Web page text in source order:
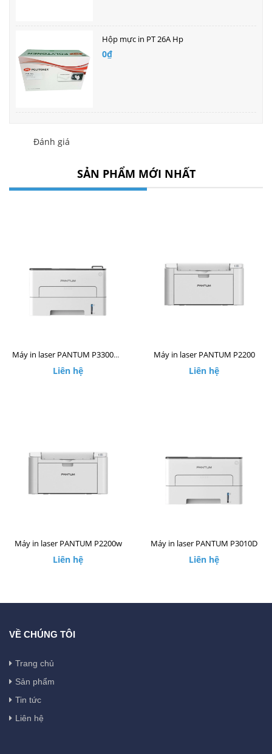
Hộp mực in PT 26A Hp
0₫
Đánh giá
SẢN PHẨM MỚI NHẤT
Máy in laser PANTUM P3300DW
Liên hệ
Máy in laser PANTUM P2200
Liên hệ
Máy in laser PANTUM P2200w
Liên hệ
Máy in laser PANTUM P3010D
Liên hệ
VỀ CHÚNG TÔI
Trang chủ
Sản phẩm
Tin tức
Liên hệ